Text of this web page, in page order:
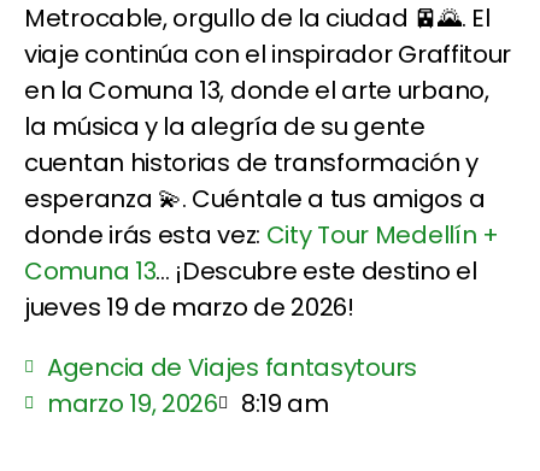
Metrocable, orgullo de la ciudad 🚈🌄. El
viaje continúa con el inspirador Graffitour
en la Comuna 13, donde el arte urbano,
la música y la alegría de su gente
cuentan historias de transformación y
esperanza 💫. Cuéntale a tus amigos a
donde irás esta vez: City Tour Medellín +
Comuna 13... ¡Descubre este destino el
jueves 19 de marzo de 2026!
Agencia de Viajes fantasytours
marzo 19, 2026
8:19 am